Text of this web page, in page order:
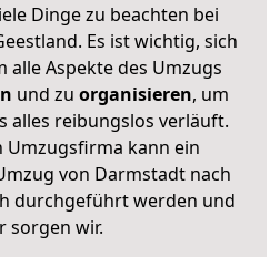
Dinge zu beachten bei
Es ist wichtig, sich
alle Aspekte des Umzugs
und zu organisieren, um
alles reibungslos verläuft.
kann ein
von Darmstadt nach
durchgeführt werden und
sorgen wir.